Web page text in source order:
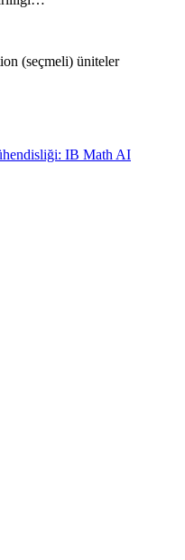
(seçmeli) üniteler
IB Math AI